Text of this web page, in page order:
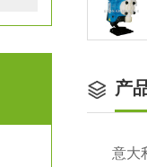
产
意大